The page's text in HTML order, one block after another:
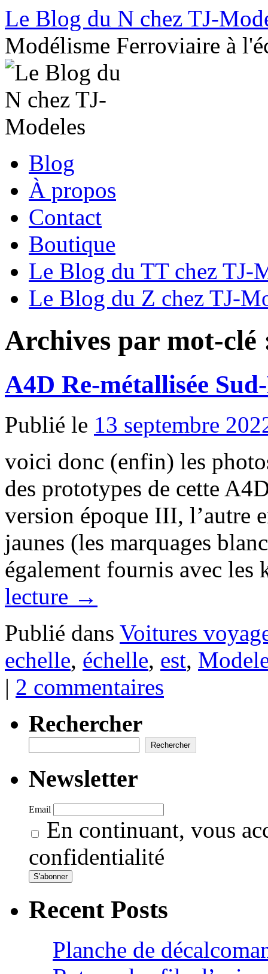
Le Blog du N chez TJ-
Modélisme Ferroviaire à
au
contenuBlog
À propos
Contact
Boutique
Le Blog du TT chez TJ-
Le Blog du Z chez TJ-
Archives par mot-
A4D Re-métallisée
Publié le 13 septembre
voici donc (enfin) les
des prototypes de cette
version époque III, l’autre
jaunes (les marquages
également fournis avec
lecture →
Publié dans Voitures
echelle, échelle, est,
| 2 commentaires
Rechercher
Rechercher
Newsletter
Email
En continuant, vous
confidentialité
Recent Posts
Planche de